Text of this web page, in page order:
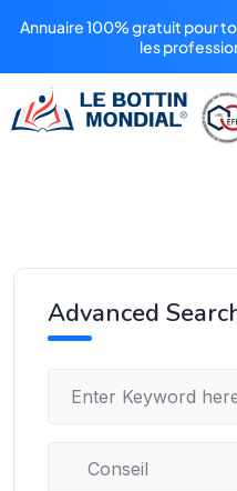
Annuaire 100% gratuit pour
les
Advanced
Conseil